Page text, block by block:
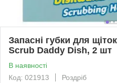
Запасні губки для
Scrub Daddy Dish, 2 шт
В наявності
Код: 021913
Роздріб